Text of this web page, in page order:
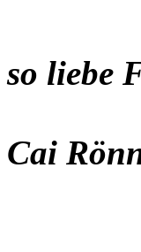
so liebe
Cai